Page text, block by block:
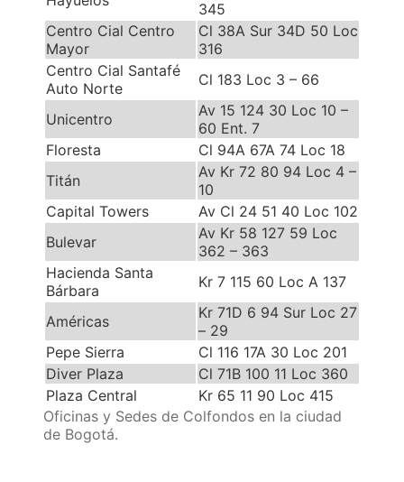
345
Centro Cial Centro
Mayor
Cl 38A Sur 34D 50 Loc
316
Centro Cial Santafé
Auto Norte
Cl 183 Loc 3 – 66
Unicentro
Av 15 124 30 Loc 10 –
60 Ent. 7
Floresta
Cl 94A 67A 74 Loc 18
Titán
Av Kr 72 80 94 Loc 4 –
10
Capital Towers
Av Cl 24 51 40 Loc 102
Bulevar
Av Kr 58 127 59 Loc
362 – 363
Hacienda Santa
Bárbara
Kr 7 115 60 Loc A 137
Américas
Kr 71D 6 94 Sur Loc 27
– 29
Pepe Sierra
Cl 116 17A 30 Loc 201
Diver Plaza
Cl 71B 100 11 Loc 360
Plaza Central
Kr 65 11 90 Loc 415
Oficinas y Sedes de Colfondos en la ciudad
de Bogotá.